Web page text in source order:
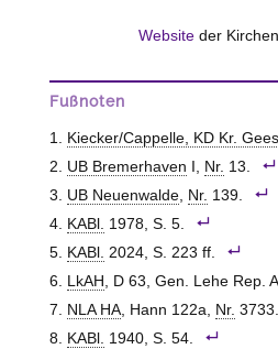
Website der
Fußnoten
Kiecker/Cappelle, KD Kr.
UB Bremerhaven I, Nr. 13.
UB Neuenwalde, Nr. 139.
KABl. 1978, S. 5.
KABl. 2024, S. 223 ff.
LkAH , D 63, Gen. Lehe Rep.
NLA HA, Hann 122a, Nr. 3733.
KABl. 1940, S. 54.